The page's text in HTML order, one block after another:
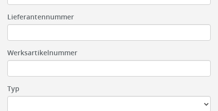
Lieferantennummer
Werksartikelnummer
Typ